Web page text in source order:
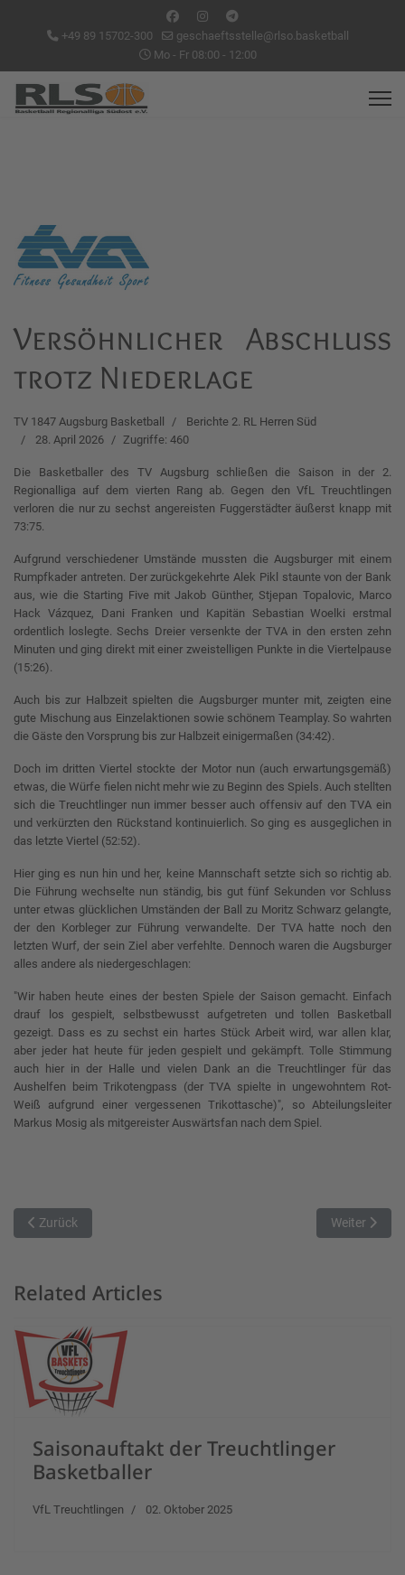
+49 89 15702-300
geschaeftsstelle@rlso.basketball
Mo - Fr 08:00 - 12:00
Versöhnlicher Abschluss
trotz Niederlage
TV 1847 Augsburg Basketball
Berichte 2. RL Herren Süd
28. April 2026
Zugriffe: 460
Die Basketballer des TV Augsburg schließen die Saison in der 2.
Regionalliga auf dem vierten Rang ab. Gegen den VfL Treuchtlingen
verloren die nur zu sechst angereisten Fuggerstädter äußerst knapp mit
73:75.
Aufgrund verschiedener Umstände mussten die Augsburger mit einem
Rumpfkader antreten. Der zurückgekehrte Alek Pikl staunte von der Bank
aus, wie die Starting Five mit Jakob Günther, Stjepan Topalovic, Marco
Hack Vázquez, Dani Franken und Kapitän Sebastian Woelki erstmal
ordentlich loslegte. Sechs Dreier versenkte der TVA in den ersten zehn
Minuten und ging direkt mit einer zweistelligen Punkte in die Viertelpause
(15:26).
Auch bis zur Halbzeit spielten die Augsburger munter mit, zeigten eine
gute Mischung aus Einzelaktionen sowie schönem Teamplay. So wahrten
die Gäste den Vorsprung bis zur Halbzeit einigermaßen (34:42).
Doch im dritten Viertel stockte der Motor nun (auch erwartungsgemäß)
etwas, die Würfe fielen nicht mehr wie zu Beginn des Spiels. Auch stellten
sich die Treuchtlinger nun immer besser auch offensiv auf den TVA ein
und verkürzten den Rückstand kontinuierlich. So ging es ausgeglichen in
das letzte Viertel (52:52).
Hier ging es nun hin und her, keine Mannschaft setzte sich so richtig ab.
Die Führung wechselte nun ständig, bis gut fünf Sekunden vor Schluss
unter etwas glücklichen Umständen der Ball zu Moritz Schwarz gelangte,
der den Korbleger zur Führung verwandelte. Der TVA hatte noch den
letzten Wurf, der sein Ziel aber verfehlte. Dennoch waren die Augsburger
alles andere als niedergeschlagen:
"Wir haben heute eines der besten Spiele der Saison gemacht. Einfach
drauf los gespielt, selbstbewusst aufgetreten und tollen Basketball
gezeigt. Dass es zu sechst ein hartes Stück Arbeit wird, war allen klar,
aber jeder hat heute für jeden gespielt und gekämpft. Tolle Stimmung
auch hier in der Halle und vielen Dank an die Treuchtlinger für das
Aushelfen beim Trikotengpass (der TVA spielte in ungewohntem Rot-
Weiß aufgrund einer vergessenen Trikottasche)", so Abteilungsleiter
Markus Mosig als mitgereister Auswärtsfan nach dem Spiel.
Vorheriger Beitrag: Auch die Basketball-Herren sind Vizemeister
Zurück Nächster
Weiter
Related Articles
Saisonauftakt der Treuchtlinger
Basketballer
VfL Treuchtlingen 02. Oktober 2025